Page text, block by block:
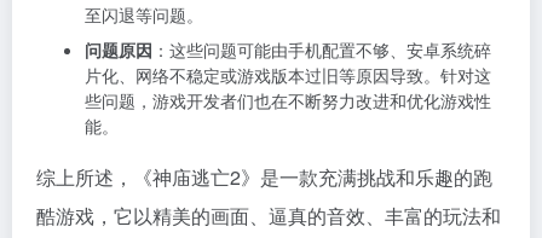
至闪退等问题。
问题原因 ：这些问题可能由手机配置不够、安卓系统碎
片化、网络不稳定或游戏版本过旧等原因导致。针对这
些问题，游戏开发者们也在不断努力改进和优化游戏性
能。
综上所述，《神庙逃亡2》是一款充满挑战和乐趣的跑
酷游戏，它以精美的画面、逼真的音效、丰富的玩法和